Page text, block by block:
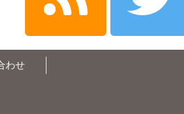
わせ